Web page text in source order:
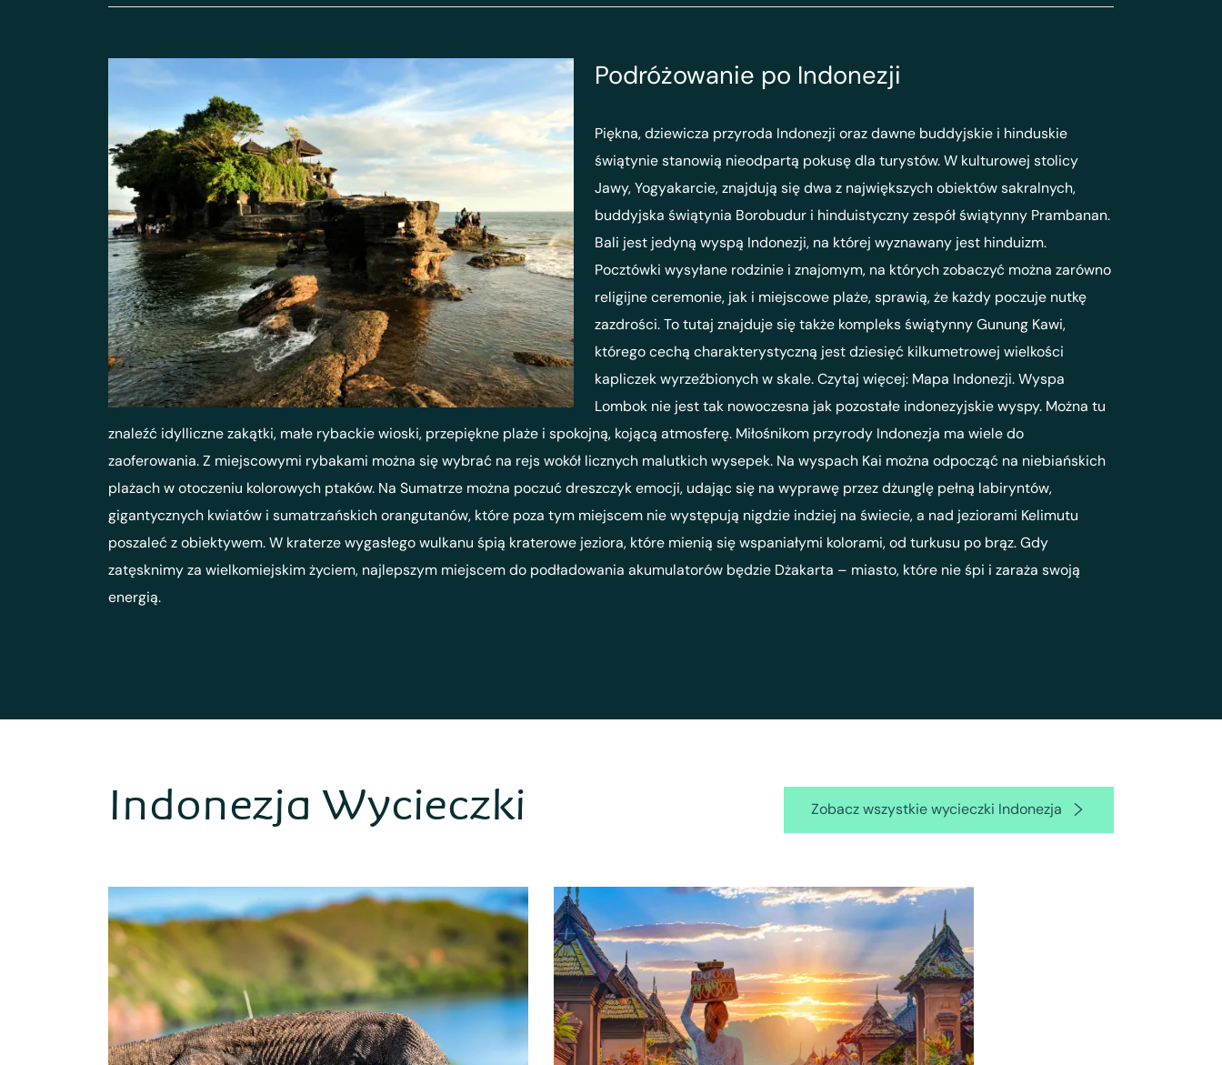
Podróżowanie po Indonezji
Piękna, dziewicza przyroda Indonezji oraz dawne buddyjskie i hinduskie
świątynie stanowią nieodpartą pokusę dla turystów. W kulturowej stolicy
Jawy, Yogyakarcie, znajdują się dwa z największych obiektów sakralnych,
buddyjska świątynia Borobudur i hinduistyczny zespół świątynny Prambanan.
Bali jest jedyną wyspą Indonezji, na której wyznawany jest hinduizm.
Pocztówki wysyłane rodzinie i znajomym, na których zobaczyć można zarówno
religijne ceremonie, jak i miejscowe plaże, sprawią, że każdy poczuje nutkę
zazdrości. To tutaj znajduje się także kompleks świątynny Gunung Kawi,
którego cechą charakterystyczną jest dziesięć kilkumetrowej wielkości
kapliczek wyrzeźbionych w skale. Czytaj więcej: Mapa Indonezji. Wyspa
Lombok nie jest tak nowoczesna jak pozostałe indonezyjskie wyspy. Można tu
znaleźć idylliczne zakątki, małe rybackie wioski, przepiękne plaże i spokojną, kojącą atmosferę. Miłośnikom przyrody Indonezja ma wiele do
zaoferowania. Z miejscowymi rybakami można się wybrać na rejs wokół licznych malutkich wysepek. Na wyspach Kai można odpocząć na niebiańskich
plażach w otoczeniu kolorowych ptaków. Na Sumatrze można poczuć dreszczyk emocji, udając się na wyprawę przez dżunglę pełną labiryntów,
gigantycznych kwiatów i sumatrzańskich orangutanów, które poza tym miejscem nie występują nigdzie indziej na świecie, a nad jeziorami Kelimutu
poszaleć z obiektywem. W kraterze wygasłego wulkanu śpią kraterowe jeziora, które mienią się wspaniałymi kolorami, od turkusu po brąz. Gdy
zatęsknimy za wielkomiejskim życiem, najlepszym miejscem do podładowania akumulatorów będzie Dżakarta – miasto, które nie śpi i zaraża swoją
energią.
Indonezja Wycieczki Zobacz wszystkie wycieczki Indonezja